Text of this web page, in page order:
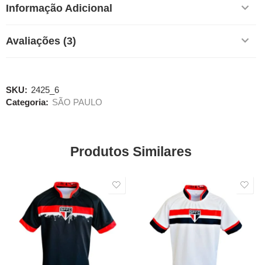
Informação Adicional
Avaliações (3)
SKU: 2425_6
Categoria: SÃO PAULO
Produtos Similares